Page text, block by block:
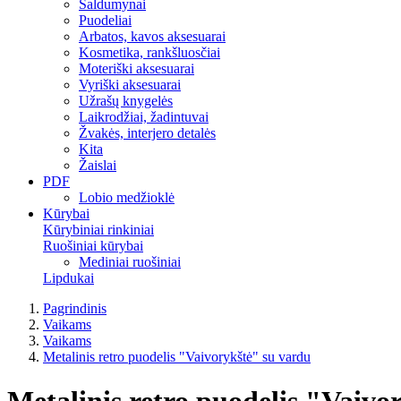
Saldumynai
Puodeliai
Arbatos, kavos aksesuarai
Kosmetika, rankšluosčiai
Moteriški aksesuarai
Vyriški aksesuarai
Užrašų knygelės
Laikrodžiai, žadintuvai
Žvakės, interjero detalės
Kita
Žaislai
PDF
Lobio medžioklė
Kūrybai
Kūrybiniai rinkiniai
Ruošiniai kūrybai
Mediniai ruošiniai
Lipdukai
Pagrindinis
Vaikams
Vaikams
Metalinis retro puodelis "Vaivorykštė" su vardu